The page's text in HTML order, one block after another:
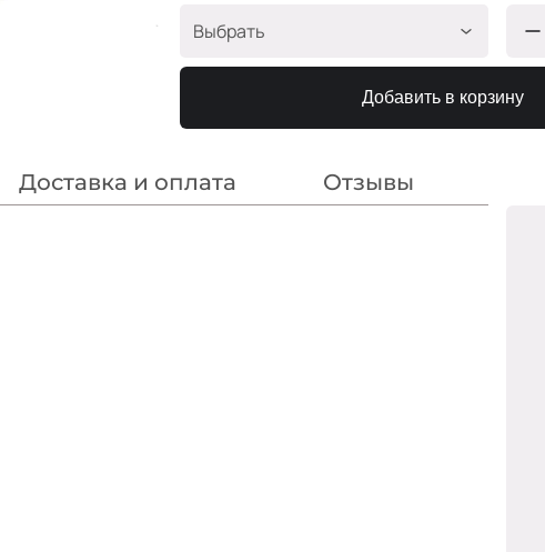
Выбрать
Мультиколор 2400000746379
Добавить в корзину
Доставка и оплата Отзывы